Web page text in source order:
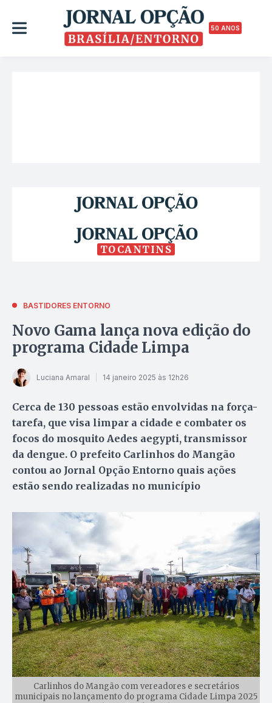
50 ANOS
TOCANTINS
BASTIDORES ENTORNO
Novo Gama lança nova edição do
programa Cidade Limpa
Luciana Amaral 14 janeiro 2025 às 12h26
Cerca de 130 pessoas estão envolvidas na força-
tarefa, que visa limpar a cidade e combater os
focos do mosquito Aedes aegypti, transmissor
da dengue. O prefeito Carlinhos do Mangão
contou ao Jornal Opção Entorno quais ações
estão sendo realizadas no município
Carlinhos do Mangão com vereadores e secretários
municipais no lançamento do programa Cidade Limpa 2025